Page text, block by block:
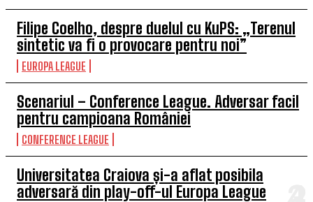
Filipe Coelho, despre duelul cu KuPS: „Terenul
sintetic va fi o provocare pentru noi”
EUROPA LEAGUE
Scenariul – Conference League. Adversar facil
pentru campioana României
CONFERENCE LEAGUE
Universitatea Craiova și-a aflat posibila
adversară din play-off-ul Europa League